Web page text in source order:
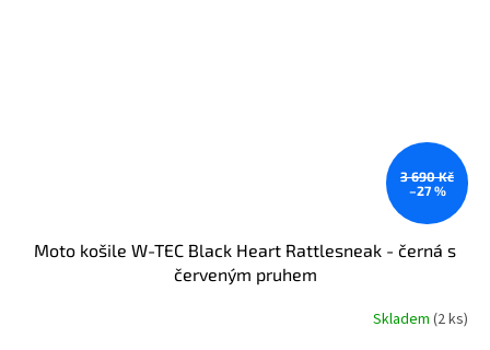
3 690 Kč
–27 %
Moto košile W-TEC Black Heart Rattlesneak - černá s
červeným pruhem
Skladem (2 ks)